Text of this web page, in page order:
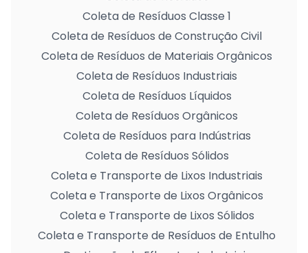
Coleta de Resíduos Classe 1
Coleta de Resíduos de Construção Civil
Coleta de Resíduos de Materiais Orgânicos
Coleta de Resíduos Industriais
Coleta de Resíduos Líquidos
Coleta de Resíduos Orgânicos
Coleta de Resíduos para Indústrias
Coleta de Resíduos Sólidos
Coleta e Transporte de Lixos Industriais
Coleta e Transporte de Lixos Orgânicos
Coleta e Transporte de Lixos Sólidos
Coleta e Transporte de Resíduos de Entulho